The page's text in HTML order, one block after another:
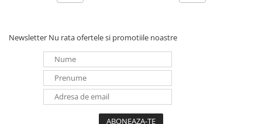
Surse UPS
UPS pentru centrale termice si
sisteme de urgenta - acumulator
UPS Calculatoare si Servere
UPS Trifazat
Newsletter Nu rata ofertele si promotiile noastre